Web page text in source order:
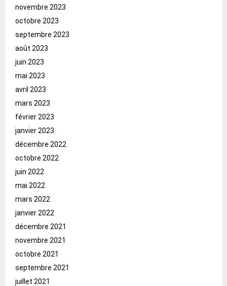
novembre 2023
octobre 2023
septembre 2023
août 2023
juin 2023
mai 2023
avril 2023
mars 2023
février 2023
janvier 2023
décembre 2022
octobre 2022
juin 2022
mai 2022
mars 2022
janvier 2022
décembre 2021
novembre 2021
octobre 2021
septembre 2021
juillet 2021